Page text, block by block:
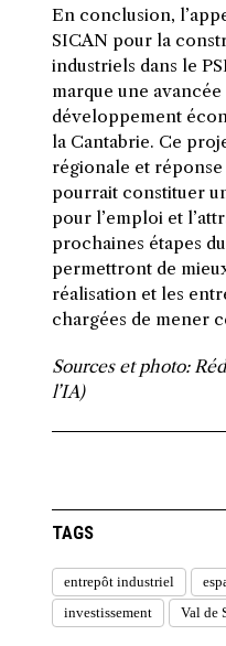
En conclusion,
SICAN pour la
industriels dans le
marque une
développement
la Cantabrie. Ce
régionale et
pourrait constituer
pour l’emploi et
prochaines étapes
permettront de
réalisation et les
chargées de mener
Sources et photo:
l’IA)
TAGS
entrepôt industriel
investissement
Val de